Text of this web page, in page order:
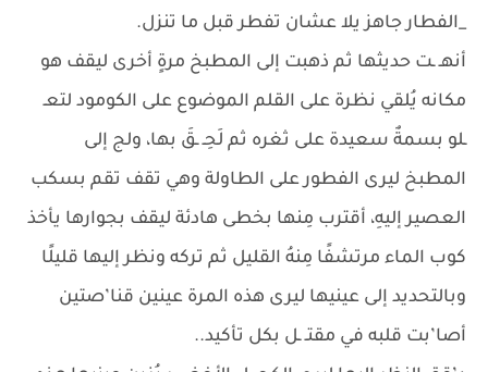
_الفطار جاهز يلا عشان تفطر قبل ما تنزل.
أنهـ ـت حديثها ثم ذهبت إلى المطبخ مرةٍ أخرى ليقف هو
مكانه يُلقي نظرة على القلم الموضوع على الكومود لتعـ
ـلو بسمةٌ سعيدة على ثغره ثم لَحِـ ـقَ بها، ولج إلى
المطبخ ليرى الفطور على الطاولة وهي تقف تقم بسكب
العصير إليهِ، أقترب مِنها بخطى هادئة ليقف بجوارها يأخذ
كوب الماء مرتشفًا مِنهُ القليل ثم تركه ونظر إليها قليلًا
وبالتحديد إلى عينيها ليرى هذه المرة عينين قنا’صتين
أصا’بت قلبه في مقتـ ـل بكل تأكيد..